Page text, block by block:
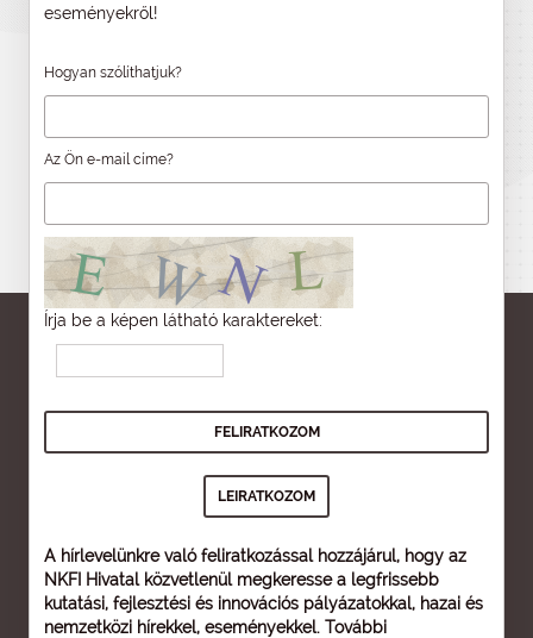
eseményekről!
Hogyan szólíthatjuk?
Az Ön e-mail címe?
Írja be a képen látható karaktereket:
A hírlevelünkre való feliratkozással hozzájárul, hogy az
NKFI Hivatal közvetlenül megkeresse a legfrissebb
kutatási, fejlesztési és innovációs pályázatokkal, hazai és
nemzetközi hírekkel, eseményekkel. További